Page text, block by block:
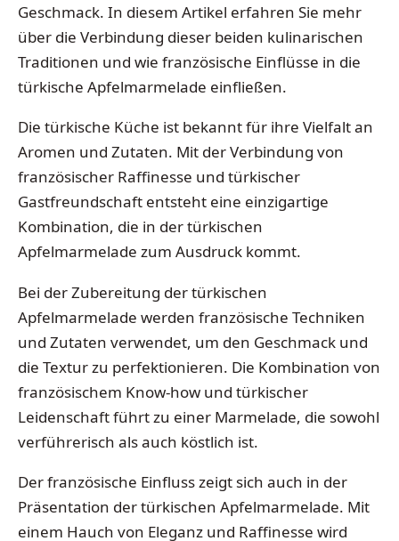
Geschmack. In diesem Artikel erfahren Sie mehr
über die Verbindung dieser beiden kulinarischen
Traditionen und wie französische Einflüsse in die
türkische Apfelmarmelade einfließen.
Die türkische Küche ist bekannt für ihre Vielfalt an
Aromen und Zutaten. Mit der Verbindung von
französischer Raffinesse und türkischer
Gastfreundschaft entsteht eine einzigartige
Kombination, die in der türkischen
Apfelmarmelade zum Ausdruck kommt.
Bei der Zubereitung der türkischen
Apfelmarmelade werden französische Techniken
und Zutaten verwendet, um den Geschmack und
die Textur zu perfektionieren. Die Kombination von
französischem Know-how und türkischer
Leidenschaft führt zu einer Marmelade, die sowohl
verführerisch als auch köstlich ist.
Der französische Einfluss zeigt sich auch in der
Präsentation der türkischen Apfelmarmelade. Mit
einem Hauch von Eleganz und Raffinesse wird